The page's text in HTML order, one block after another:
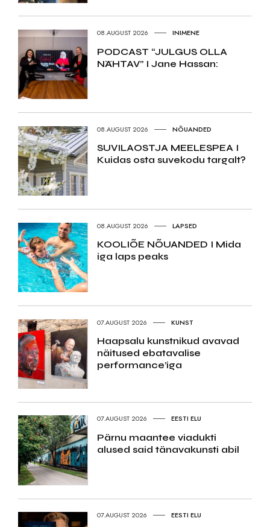
08.AUGUST 2026 INIMENE
PODCAST “JULGUS OLLA
NÄHTAV” I Jane Hassan:
08.AUGUST 2026 NÕUANDED
SUVILAOSTJA MEELESPEA I
Kuidas osta suvekodu targalt?
08.AUGUST 2026 LAPSED
KOOLIÕE NÕUANDED I Mida
iga laps peaks
07.AUGUST 2026 KUNST
Haapsalu kunstnikud avavad
näitused ebatavalise
performance’iga
07.AUGUST 2026 EESTI ELU
Pärnu maantee viadukti
alused said tänavakunsti abil
07.AUGUST 2026 EESTI ELU